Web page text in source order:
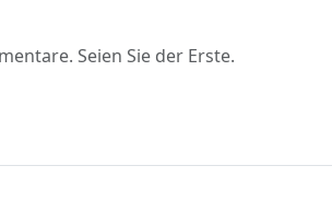
Seien Sie der Erste.